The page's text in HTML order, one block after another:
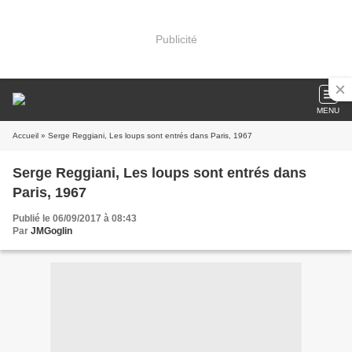
Publicité
MENU
Accueil » Serge Reggiani, Les loups sont entrés dans Paris, 1967
Serge Reggiani, Les loups sont entrés dans
Paris, 1967
Publié le 06/09/2017 à 08:43
Par JMGoglin